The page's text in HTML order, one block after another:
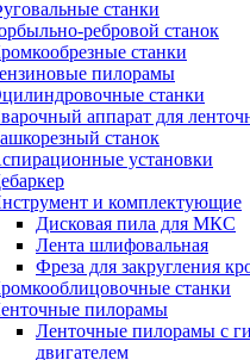
станки
ребровой станок
станки
пилорамы
станки
аппарат для
станок
установки
и комплектующие
Дисковая пила для МКС
Лента шлифовальная
Фреза для закругления
станки
пилорамы
Ленточные пилорамы с
двигателем